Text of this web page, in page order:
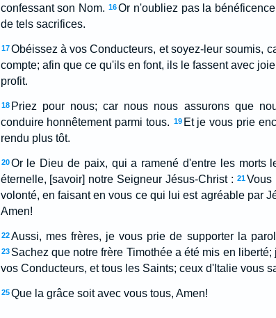
confessant son Nom. 16 Or n'oubliez pas la
de tels sacrifices.
17 Obéissez à vos Conducteurs, et soyez-leur soumis,
compte; afin que ce qu'ils en font, ils le fassent avec
profit.
18 Priez pour nous; car nous nous assurons que
conduire honnêtement parmi tous. 19 Et je vous prie
rendu plus tôt.
20 Or le Dieu de paix, qui a ramené d'entre les morts
éternelle, [savoir] notre Seigneur Jésus-Christ : 21Vous
volonté, en faisant en vous ce qui lui est agréable par
Amen!
22 Aussi, mes frères, je vous prie de supporter la
23 Sachez que notre frère Timothée a été mis en
vos Conducteurs, et tous les Saints; ceux d'Italie vous
25 Que la grâce soit avec vous tous, Amen!